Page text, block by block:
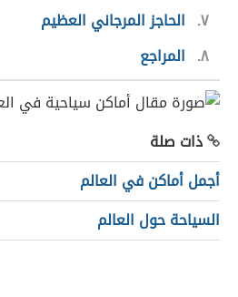
٧ الحاجز المرجاني العظيم
٨ المراجع
ذات صلة
أجمل أماكن في العالم
السياحة حول العالم